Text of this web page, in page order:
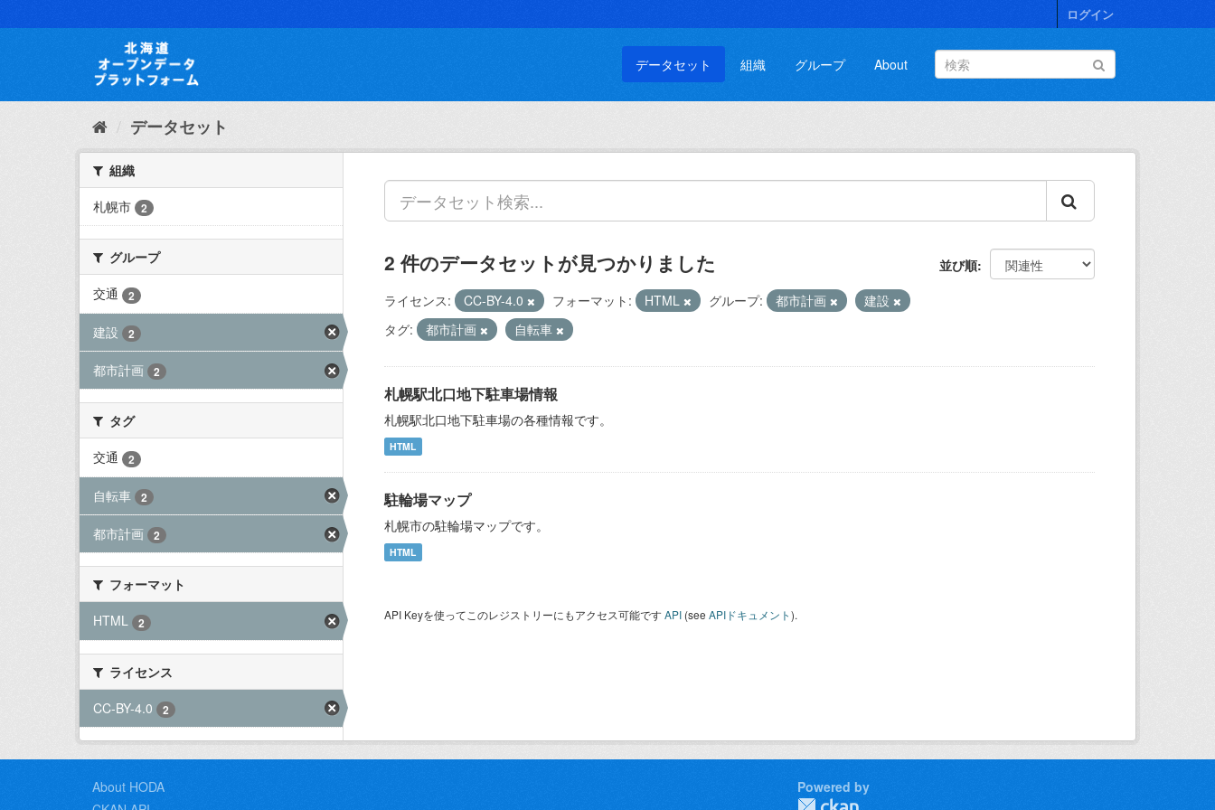
キ
て
ログイン
データセット 組織 グループ About
データセット
組織
札幌市
2
グループ
交通
2
建設 2
都市計画 2
タグ
交通
2
自転車 2
都市計画 2
フォーマット
HTML
2
ライセンス
CC-BY-4.0
2
並び順
2 件のデータセットが見つかりました
ライセンス: CC-BY-4.0 フォーマット: HTML グループ: 都市計画
建設
タグ:
都市計画 自転車
札幌駅北口地下駐車場情報
札幌駅北口地下駐車場の各種情報です。
HTML
駐輪場マップ
札幌市の駐輪場マップです。
HTML
API Keyを使ってこのレジストリーにもアクセス可能ですAPI (see APIドキュメント).
About HODA
Powered by